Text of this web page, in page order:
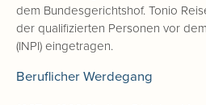
dem Bundesgerichtshof. Tonio
der qualifizierten Personen vor
(INPI) eingetragen.
Beruflicher Werdegang